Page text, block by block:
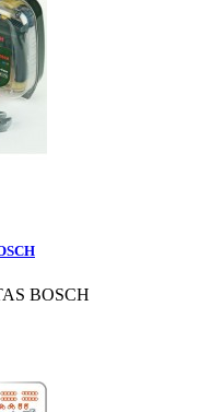
BOSCH